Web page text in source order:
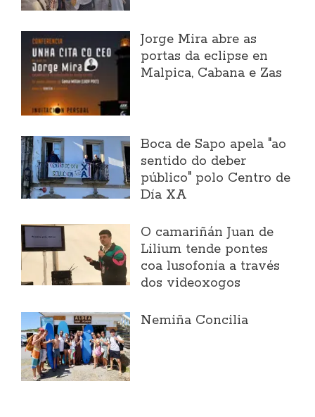
Jorge Mira abre as
portas da eclipse en
Malpica, Cabana e Zas
Boca de Sapo apela "ao
sentido do deber
público" polo Centro de
Día XA
O camariñán Juan de
Lilium tende pontes
coa lusofonía a través
dos videoxogos
Nemiña Concilia